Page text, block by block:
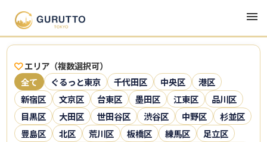
エリア（複数選択可）
全て
ぐるっと東京 千代田区 中央区
港区
新宿区
文京区 台東区 墨田区 江東区
品川区
目黒区
大田区 世田谷区 渋谷区 中野区
杉並区
豊島区
北区 荒川区 板橋区 練馬区
足立区